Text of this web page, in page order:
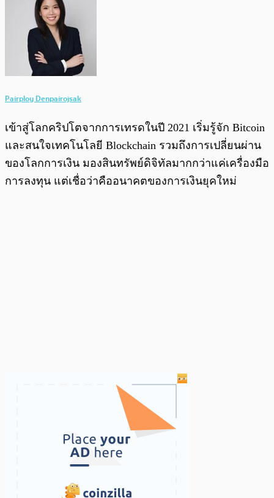
Pairploy Denpairojsak
เข้าสู่โลกคริปโตจากการเทรดในปี 2021 เริ่มรู้จัก Bitcoin
และสนใจเทคโนโลยี Blockchain รวมถึงการเปลี่ยนผ่าน
ของโลกการเงิน มองสินทรัพย์ดิจิทัลมากกว่าแค่เครื่องมือ
การลงทุน แต่เชื่อว่าคืออนาคตของการเงินยุคใหม่